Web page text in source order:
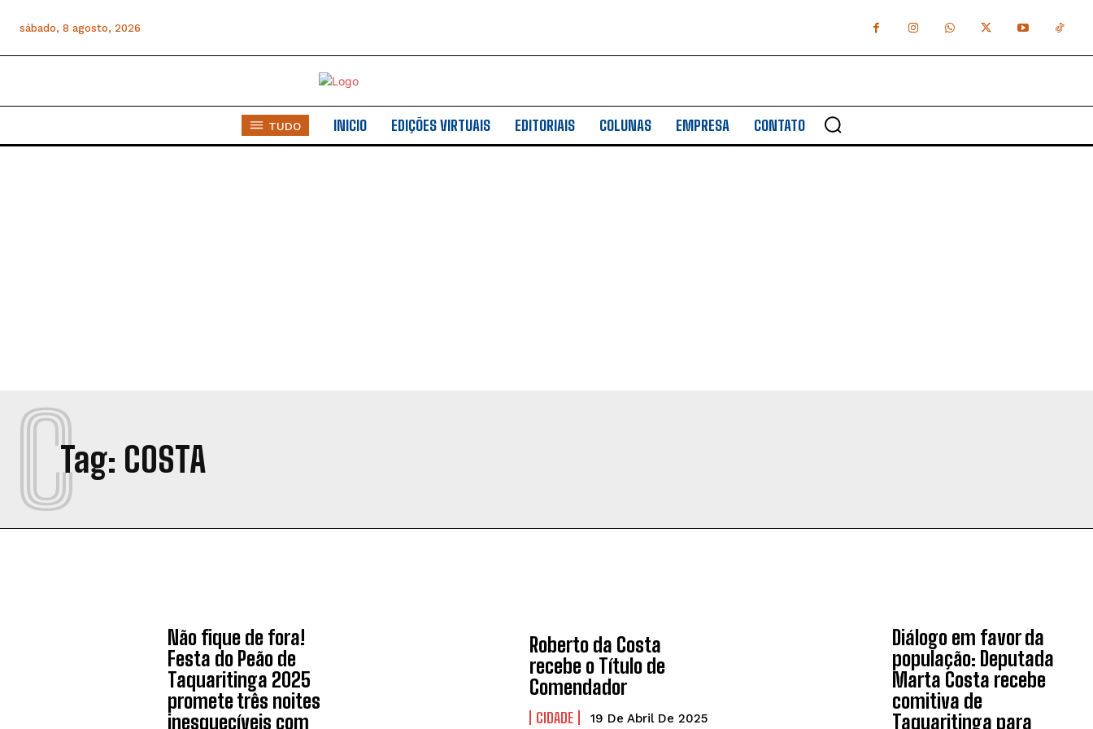
sábado, 8 agosto, 2026
TUDO INICIO EDIÇÕES VIRTUAIS EDITORIAIS COLUNAS EMPRESA CONTATO
Tag: COSTA
C
Não fique de fora!
Festa do Peão de
Taquaritinga 2025
promete três noites
inesquecíveis com
Roberto da Costa
recebe o Título de
Comendador
CIDADE 19 De Abril De 2025
Diálogo em favor da
população: Deputada
Marta Costa recebe
comitiva de
Taquaritinga para